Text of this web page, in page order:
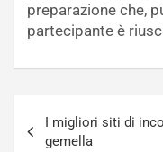
preparazione che,
partecipante è
articoli
I migliori siti di
gemella